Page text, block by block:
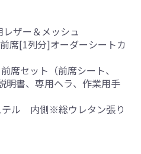
ザー＆メッシュ
席[1列分]オーダーシートカ
席セット（前席シート、
明書、専用ヘラ、作業用手
テル 内側※総ウレタン張り